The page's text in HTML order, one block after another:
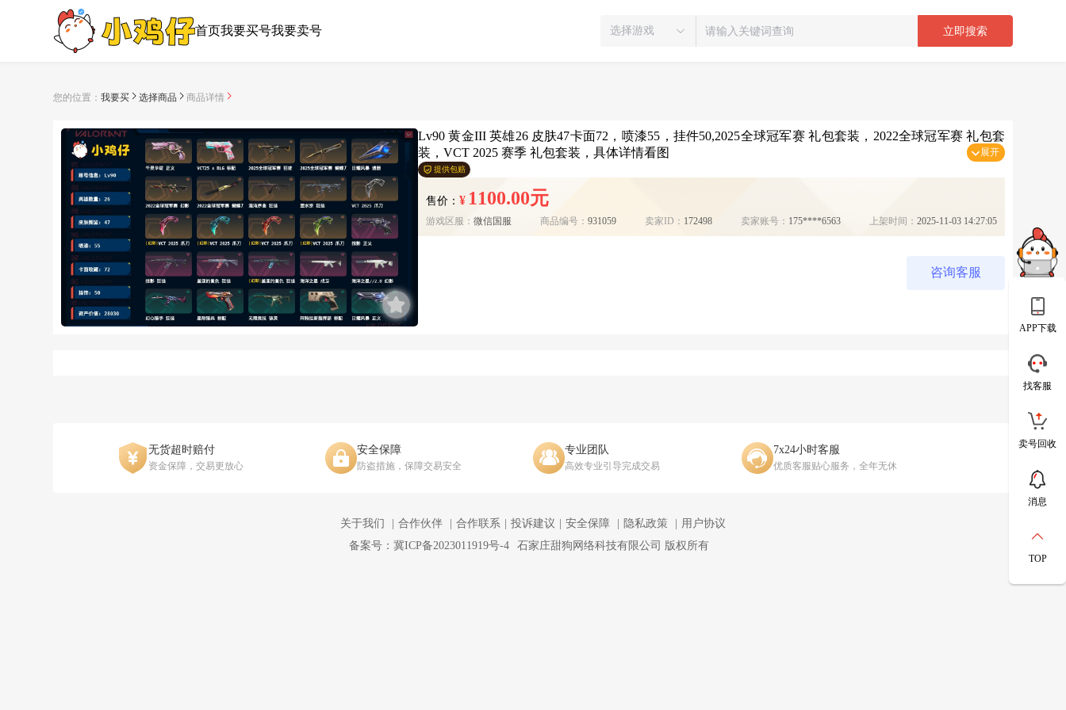
首页我要买号我要卖号 选择游戏 立即搜索
您的位置： 我要买 选择商品 商品详情
Lv90 黄金III 英雄26 皮肤47卡面72，喷漆55，挂件50,2025全球冠军赛 礼包套装，2022全球冠军赛 礼包套
装，VCT 2025 赛季 礼包套装，具体详情看图
展开
提供包赔
售价： ¥ 1100.00元
游戏区服： 微信国服 商品编号： 931059 卖家ID： 172498 卖家账号： 175****6563 上架时间： 2025-11-03 14:27:05
咨询客服
无货超时赔付
资金保障，交易更放心
安全保障
防盗措施，保障交易安全
专业团队
高效专业引导完成交易
7x24小时客服
优质客服贴心服务，全年无休
关于我们 合作伙伴 合作联系 投诉建议 安全保障 隐私政策
用户协议
备案号：冀ICP备2023011919号-4
石家庄甜狗网络科技有限公司 版权所有
APP下载
找客服
卖号回收
消息
TOP